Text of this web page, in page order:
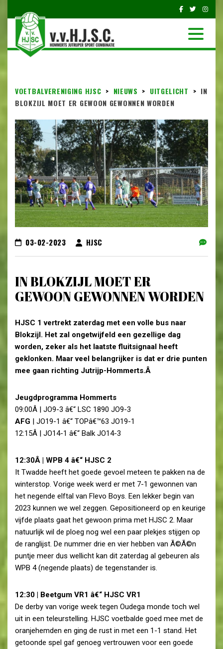
VOETBALVERENIGING HJSC > NIEUWS > UITGELICHT > IN
BLOKZIJL MOET ER GEWOON GEWONNEN WORDEN
03-02-2023 HJSC
IN BLOKZIJL MOET ER
GEWOON GEWONNEN WORDEN
HJSC 1 vertrekt zaterdag met een volle bus naar
Blokzijl. Het zal ongetwijfeld een gezellige dag
worden, zeker als het laatste fluitsignaal heeft
geklonken. Maar veel belangrijker is dat er drie punten
mee gaan richting Jutrijp-Hommerts.Â
Jeugdprogramma Hommerts
09:00Â | JO9-3 â€“ LSC 1890 JO9-3
AFG | JO19-1 â€“ TOPâ€™63 JO19-1
12:15Â | JO14-1 â€“ Balk JO14-3
12:30Â | WPB 4 â€“ HJSC 2
It Twadde heeft het goede gevoel meteen te pakken na de
winterstop. Vorige week werd er met 7-1 gewonnen van
het negende elftal van Flevo Boys. Een lekker begin van
2023 kunnen we wel zeggen. Gepositioneerd op en keurige
vijfde plaats gaat het gewoon prima met HJSC 2. Maar
natuurlijk wil de ploeg nog wel een paar plekjes stijgen op
de ranglijst. De nummer drie en vier hebben van Ã©Ã©n
puntje meer dus wellicht kan dit zaterdag al gebeuren als
WPB 4 (negende plaats) de tegenstander is.
12:30 | Beetgum VR1 â€“ HJSC VR1
De derby van vorige week tegen Oudega monde toch wel
uit in een teleurstelling. HJSC voetbalde goed mee met de
oranjehemden en ging de rust in met een 1-1 stand. Het
getoonde spel gaf genoeg vertrouwen voor een goede